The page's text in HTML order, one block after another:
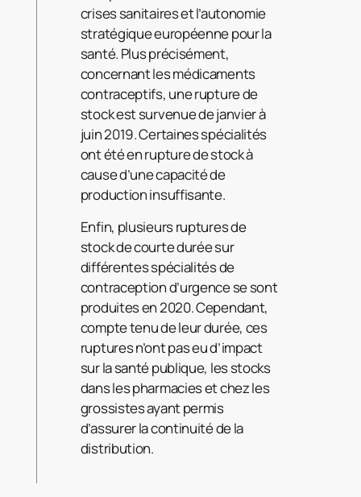
crises sanitaires et l’autonomie
stratégique européenne pour la
santé. Plus précisément,
concernant les médicaments
contraceptifs, une rupture de
stock est survenue de janvier à
juin 2019. Certaines spécialités
ont été en rupture de stock à
cause d’une capacité de
production insuffisante.
Enfin, plusieurs ruptures de
stock de courte durée sur
différentes spécialités de
contraception d’urgence se sont
produites en 2020. Cependant,
compte tenu de leur durée, ces
ruptures n’ont pas eu d’impact
sur la santé publique, les stocks
dans les pharmacies et chez les
grossistes ayant permis
d’assurer la continuité de la
distribution.